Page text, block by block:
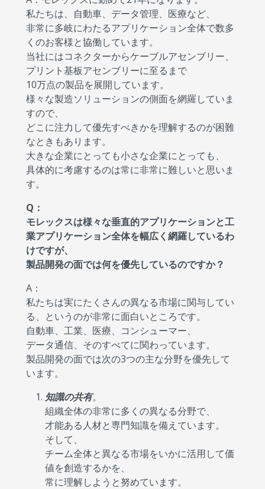
私たちは、自動車、データ管理、医療など、
非常に多岐にわたるアプリケーション全体で数多
くのお客様と協働しています。
当社にはコネクターからケーブルアセンブリー、
プリント基板アセンブリーに至るまで
10万点の製品を展開しています。
様々な製造ソリューションの側面を網羅していま
すので、
どこに注力して優先すべきかを理解するのが困難
なときもあります。
大きな企業にとっても小さな企業にとっても、
具体的に考慮するのは常に非常に難しいと思いま
す。
Q：
モレックスは様々な垂直的アプリケーションと工
業アプリケーション全体を幅広く網羅しているわ
けですが、
製品開発の面では何を優先しているのですか？
A：
私たちは実にたくさんの異なる市場に関与してい
る、というのが非常に面白いところです。
自動車、工業、医療、コンシューマー、
データ通信、そのすべてに関わっています。
製品開発の面では次の3つの主な分野を優先して
います。
知識の共有。
組織全体の非常に多くの異なる分野で、
才能ある人材と専門知識を備えています。
そして、
チーム全体と異なる市場をいかに活用して価
値を創造するかを、
常に理解しようと努めています。